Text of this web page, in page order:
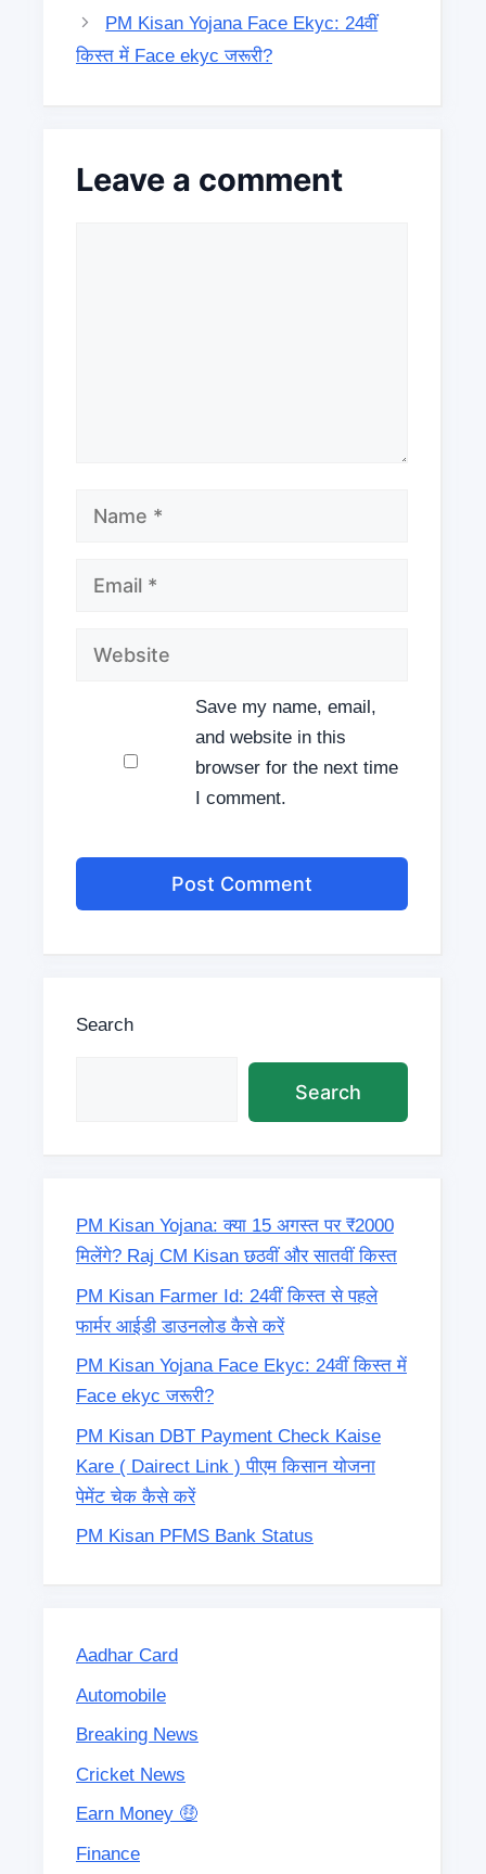
PM Kisan Yojana Face Ekyc: 24वीं
किस्त में Face ekyc जरूरी?
Leave a comment
Save my name, email,
and website in this
browser for the next time
I comment.
Search
Search
PM Kisan Yojana: क्या 15 अगस्त पर ₹2000
मिलेंगे? Raj CM Kisan छठवीं और सातवीं किस्त
PM Kisan Farmer Id: 24वीं किस्त से पहले
फार्मर आईडी डाउनलोड कैसे करें
PM Kisan Yojana Face Ekyc: 24वीं किस्त में
Face ekyc जरूरी?
PM Kisan DBT Payment Check Kaise
Kare ( Dairect Link ) पीएम किसान योजना
पेमेंट चेक कैसे करें
PM Kisan PFMS Bank Status
Aadhar Card
Automobile
Breaking News
Cricket News
Earn Money 🤑
Finance